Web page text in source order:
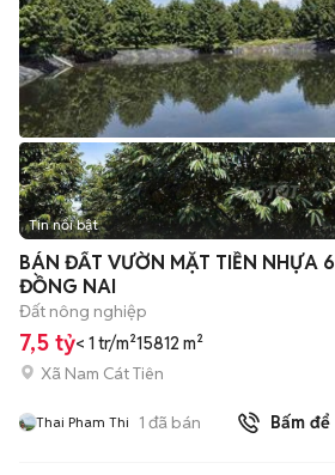
Tin nổi bật
BÁN ĐẤT VƯỜN MẶT TIỀN NHỰA
ĐỒNG NAI
Đất nông nghiệp
7,5 tỷ< 1 tr/m²15812 m²
Xã Nam Cát Tiên
Thai Pham Thi 1 đã bán Bấm